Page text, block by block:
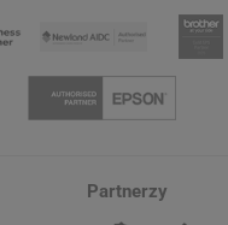
Partnerzy